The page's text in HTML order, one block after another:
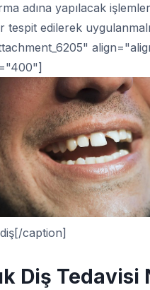
adına yapılacak
tespit edilerek
diş[/caption]
Diş Tedavisi